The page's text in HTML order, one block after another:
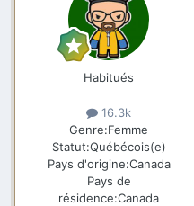
Habitués
16.3k
Genre:Femme
Statut:Québécois(e)
Pays d'origine:Canada
Pays de
résidence:Canada